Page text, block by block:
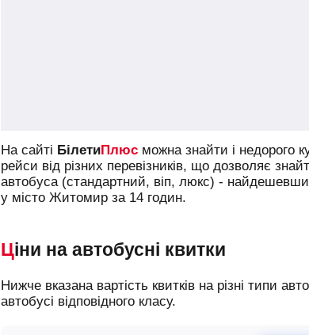
На сайті БілетиПлюс можна знайти і недорого
рейси від різних перевізників, що дозволяє
автобуса (стандартний, віп, люкс) -
у місто Житомир за 14 годин.
Ціни на автобусні квитки
Нижче вказана вартість квитків на різні типи автобусів, що допоможе вам зорієнтуватися у виборі і замовити місце в
автобусі відповідного класу.